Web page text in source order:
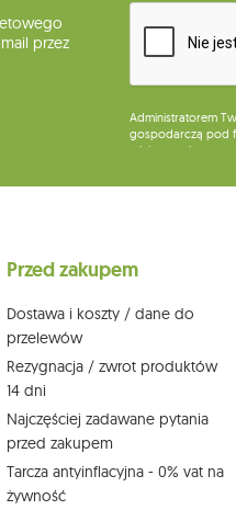
przez
Administratorem
gospodarczą pod
miejsca
Dane będą
działem obsługi
Przed zakupem
Dostawa i koszty / dane do
przelewów
Rezygnacja / zwrot produktów
14 dni
Najczęściej zadawane pytania
przed zakupem
Tarcza antyinflacyjna - 0% vat na
żywność